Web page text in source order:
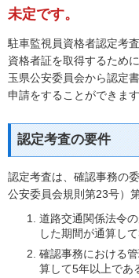
未定です。
駐車監視員資格者認定考
資格者証を取得するため
玉県公安委員会から認定
申請をすることができます
認定考査の要件
認定考査は、確認事務の
公安委員会規則第23号）
道路交通関係法令
した期間が通算し
確認事務における
算して5年以上であ